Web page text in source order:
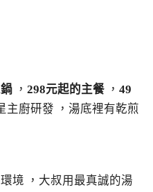
， 298元起的主餐 ， 49
主廚研發 ，湯底裡有乾煎
境 ，大叔用最真誠的湯